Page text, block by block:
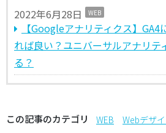
2022年6月28日 WEB
【Googleアナリティクス】
れば良い？ユニバーサルアナリテ
る？
この記事のカテゴリ WEB Webデザ